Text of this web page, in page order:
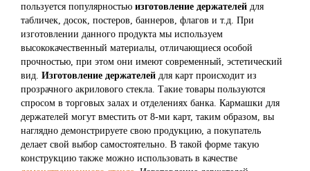
пользуется популярностью изготовление держателей для
табличек, досок, постеров, баннеров, флагов и т.д. При
изготовлении данного продукта мы используем
высококачественный материалы, отличающиеся особой
прочностью, при этом они имеют современный, эстетический
вид. Изготовление держателей для карт происходит из
прозрачного акрилового стекла. Такие товары пользуются
спросом в торговых залах и отделениях банка. Кармашки для
держателей могут вместить от 8-ми карт, таким образом, вы
наглядно демонстрируете свою продукцию, а покупатель
делает свой выбор самостоятельно. В такой форме такую
конструкцию также можно использовать в качестве